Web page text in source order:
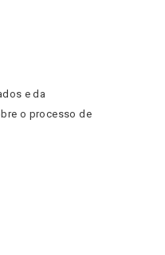
e da
o processo de